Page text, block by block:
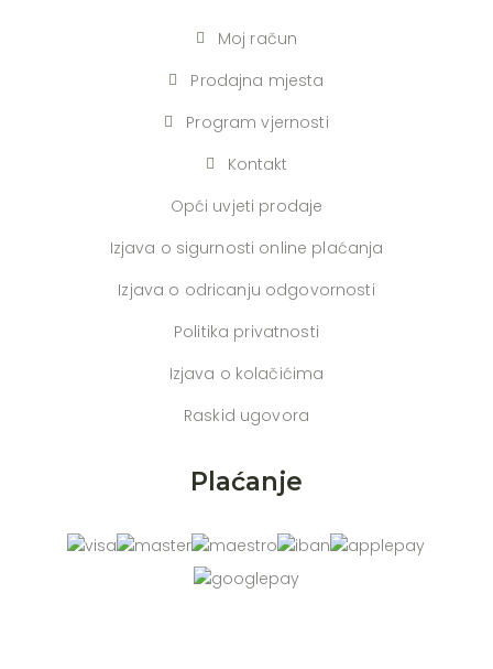
Moj račun
Prodajna mjesta
Program vjernosti
Kontakt
Opći uvjeti prodaje
Izjava o sigurnosti online plaćanja
Izjava o odricanju odgovornosti
Politika privatnosti
Izjava o kolačićima
Raskid ugovora
Plaćanje